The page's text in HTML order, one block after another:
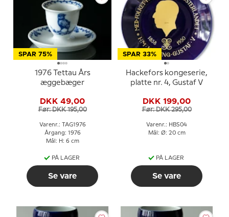
SPAR 75%
1976 Tettau Års
æggebæger
DKK 49,00
Før: DKK 195,00
Varenr.: TAG1976
Årgang: 1976
Mål: H: 6 cm
PÅ LAGER
Se vare
SPAR 33%
Hackefors kongeserie,
platte nr. 4, Gustaf V
DKK 199,00
Før: DKK 295,00
Varenr.: HBS04
Mål: Ø: 20 cm
PÅ LAGER
Se vare